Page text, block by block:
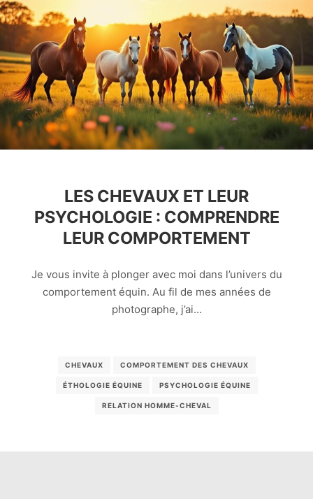
LES CHEVAUX ET LEUR
PSYCHOLOGIE : COMPRENDRE
LEUR COMPORTEMENT
Je vous invite à plonger avec moi dans l’univers du
comportement équin. Au fil de mes années de
photographe, j’ai…
CHEVAUX COMPORTEMENT DES CHEVAUX
ÉTHOLOGIE ÉQUINE PSYCHOLOGIE ÉQUINE
RELATION HOMME-CHEVAL